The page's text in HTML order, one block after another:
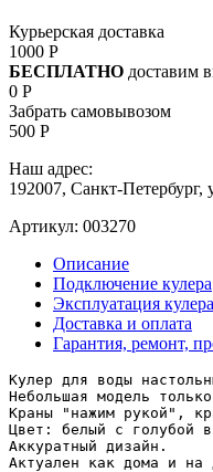
Курьерская доставка
1000 Р
БЕСПЛАТНО доставим
0 Р
Забрать самовывозом
500 Р
Наш адрес:
192007, Санкт-
Артикул: 003270
Описание
Подключение кулера
Эксплуатация кулера
Доставка и оплата
Гарантия, ремонт,
Кулер для воды
Небольшая модель
Краны "нажим рукой",
Цвет: белый с голубой
Аккуратный дизайн.
Актуален как дома и